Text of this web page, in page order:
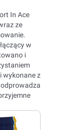
In Ace
ze
w
i
wykonane z